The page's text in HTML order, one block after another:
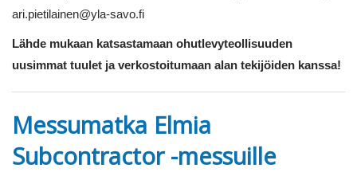
ari.pietilainen@yla-savo.fi
Lähde mukaan katsastamaan ohutlevyteollisuuden
uusimmat tuulet ja verkostoitumaan alan tekijöiden kanssa!
Messumatka Elmia
Subcontractor -messuille